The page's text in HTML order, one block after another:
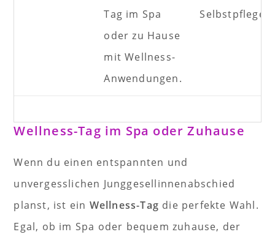
Tag im Spa
oder zu Hause
mit Wellness-
Anwendungen.
Selbstpflege
Wellness-Tag im Spa oder Zuhause
Wenn du einen entspannten und
unvergesslichen Junggesellinnenabschied
planst, ist ein Wellness-Tag die perfekte Wahl.
Egal, ob im Spa oder bequem zuhause, der